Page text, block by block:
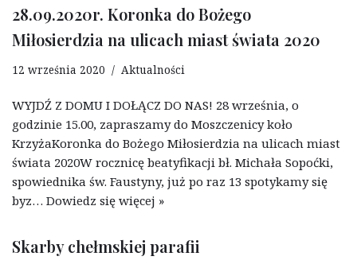
28.09.2020r. Koronka do Bożego
Miłosierdzia na ulicach miast świata 2020
12 września 2020 Aktualności
WYJDŹ Z DOMU I DOŁĄCZ DO NAS! 28 września, o
godzinie 15.00, zapraszamy do Moszczenicy koło
KrzyżaKoronka do Bożego Miłosierdzia na ulicach miast
świata 2020W rocznicę beatyfikacji bł. Michała Sopoćki,
spowiednika św. Faustyny, już po raz 13 spotykamy się
byz… Dowiedz się więcej »
Skarby chełmskiej parafii